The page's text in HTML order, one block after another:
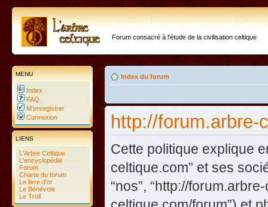
http://forum.arbre-
Forum consacré à l'étude de la civilisation celtique
MENU
Index
FAQ
M’enregistrer
Connexion
LIENS
L'Arbre Celtique
L'encyclopédie
Forum
Charte du forum
Le livre d'or
Le Bénévole
Le Troll
Index du forum
http://forum.arbre-
Cette politique explique
celtique.com” et ses
“nos”, “http://